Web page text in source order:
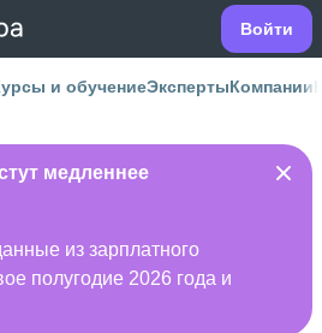
Войти
и обучениеЭкспертыКомпании
медленнее
из зарплатного
полугодие 2026 года и